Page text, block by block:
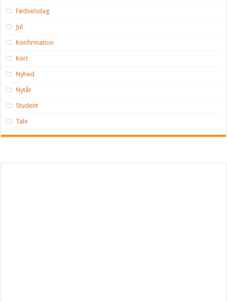
Fødselsdag
Jul
Konfirmation
Kort
Nyhed
Nytår
Student
Tale